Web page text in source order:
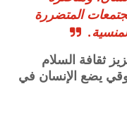
المتضررة
ثقافة السلام
يضع الإنسان في